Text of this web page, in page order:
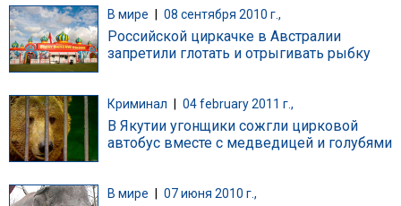
В мире | 08 сентября 2010 г.,
Российской циркачке в Австралии
запретили глотать и отрыгивать рыбку
Криминал 04 february 2011 г.,
В Якутии угонщики сожгли цирковой
автобус вместе с медведицей и голубями
В мире 07 июня 2010 г.,